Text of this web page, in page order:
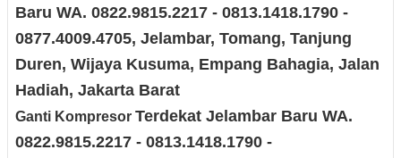
Baru WA. 0822.9815.2217 - 0813.1418.1790 -
0877.4009.4705, Jelambar, Tomang, Tanjung
Duren, Wijaya Kusuma, Empang Bahagia, Jalan
Hadiah, Jakarta Barat
Ganti Kompresor Terdekat Jelambar Baru WA.
0822.9815.2217 - 0813.1418.1790 -